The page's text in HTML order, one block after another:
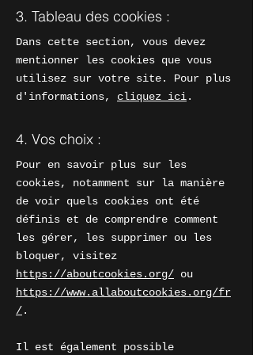
3. Tableau des cookies :
Dans cette section, vous devez
mentionner les cookies que vous
utilisez sur votre site. Pour plus
d'informations, cliquez ici.
4. Vos choix :
Pour en savoir plus sur les
cookies, notamment sur la manière
de voir quels cookies ont été
définis et de comprendre comment
les gérer, les supprimer ou les
bloquer, visitez
https://aboutcookies.org/ ou
https://www.allaboutcookies.org/fr
/.
Il est également possible